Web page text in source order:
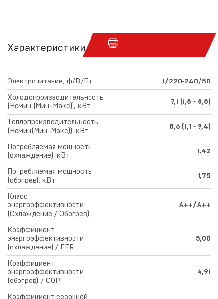
Характеристики
Электропитание, ф/В/Гц 1/220‑240/50
Холодопроизводительность
(Номин (Мин-Макс)), кВт
7,1 (1,8 ‑ 8,8)
Теплопроизводительность
(Номин(Мин-Макс)), кВт
8,6 (1,1 ‑ 9,4)
Потребляемая мощность
(охлаждение), кВт
1,42
Потребляемая мощность
(обогрев), кВт
1,75
Класс
энергоэффективности
(Охлаждение / Обогрев)
A++/A++
Коэффициент
энергоэффективности
(охлаждение) / EER
5,00
Коэффициент
энергоэффективности
(обогрев) / COP
4,91
Коэффициент сезонной